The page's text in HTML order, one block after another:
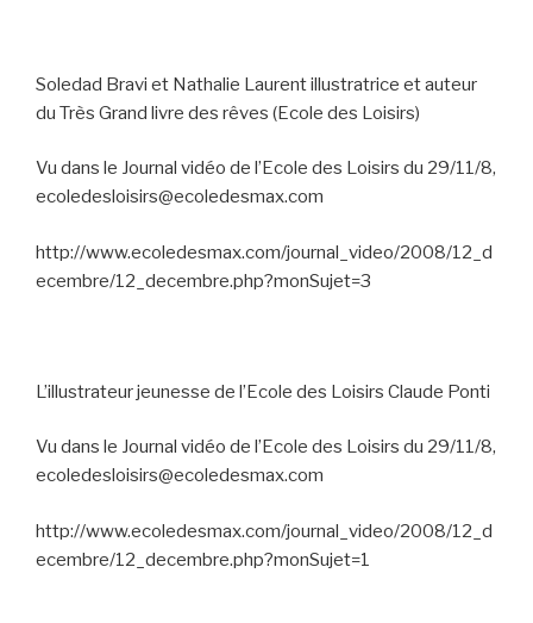
Soledad Bravi et Nathalie Laurent illustratrice et auteur
du Très Grand livre des rêves (Ecole des Loisirs)
Vu dans le Journal vidéo de l’Ecole des Loisirs du 29/11/8,
ecoledesloisirs@ecoledesmax.com
http://www.ecoledesmax.com/journal_video/2008/12_d
ecembre/12_decembre.php?monSujet=3
L’illustrateur jeunesse de l’Ecole des Loisirs Claude Ponti
Vu dans le Journal vidéo de l’Ecole des Loisirs du 29/11/8,
ecoledesloisirs@ecoledesmax.com
http://www.ecoledesmax.com/journal_video/2008/12_d
ecembre/12_decembre.php?monSujet=1